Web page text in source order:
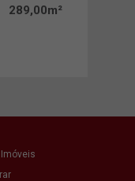
289,00m²